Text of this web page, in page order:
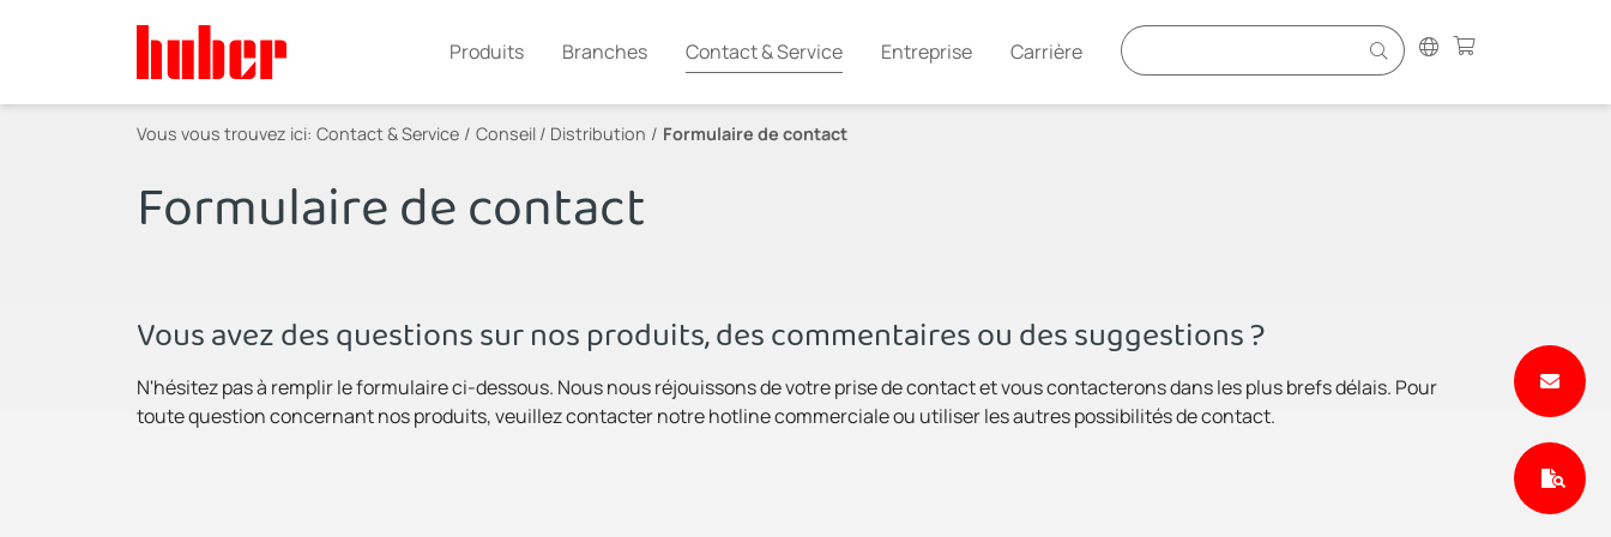
Produits Branches Contact & Service Entreprise Carrière
Vous vous trouvez ici: Contact & Service Conseil / Distribution Formulaire de contact
Formulaire de contact
Vous avez des questions sur nos produits, des commentaires ou des suggestions ?
N'hésitez pas à remplir le formulaire ci-dessous. Nous nous réjouissons de votre prise de contact et vous contacterons dans les plus brefs délais. Pour
toute question concernant nos produits, veuillez contacter notre hotline commerciale ou utiliser les autres possibilités de contact.